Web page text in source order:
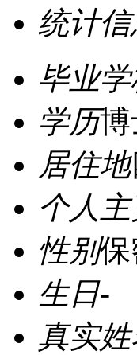
统计
毕业
学历
居住地
个人
性别
生日-
真实